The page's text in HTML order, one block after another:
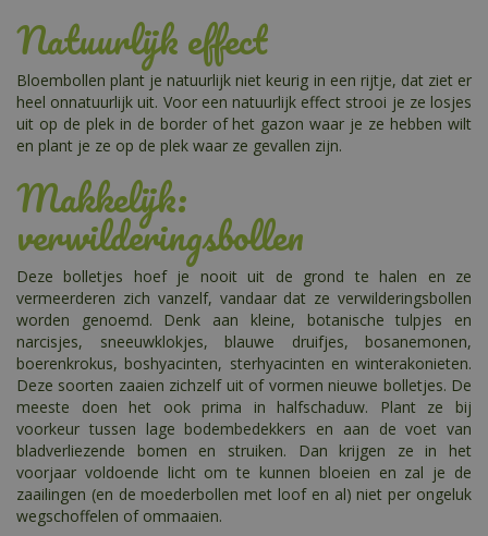
Natuurlijk effect
Bloembollen plant je natuurlijk niet keurig in een rijtje, dat ziet er
heel onnatuurlijk uit. Voor een natuurlijk effect strooi je ze losjes
uit op de plek in de border of het gazon waar je ze hebben wilt
en plant je ze op de plek waar ze gevallen zijn.
Makkelijk:
verwilderingsbollen
Deze bolletjes hoef je nooit uit de grond te halen en ze
vermeerderen zich vanzelf, vandaar dat ze verwilderingsbollen
worden genoemd. Denk aan kleine, botanische tulpjes en
narcisjes, sneeuwklokjes, blauwe druifjes, bosanemonen,
boerenkrokus, boshyacinten, sterhyacinten en winterakonieten.
Deze soorten zaaien zichzelf uit of vormen nieuwe bolletjes. De
meeste doen het ook prima in halfschaduw. Plant ze bij
voorkeur tussen lage bodembedekkers en aan de voet van
bladverliezende bomen en struiken. Dan krijgen ze in het
voorjaar voldoende licht om te kunnen bloeien en zal je de
zaailingen (en de moederbollen met loof en al) niet per ongeluk
wegschoffelen of ommaaien.